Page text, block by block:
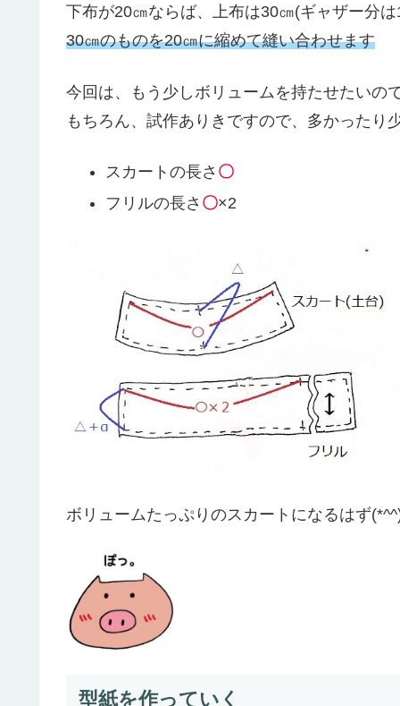
下布が20㎝ならば、上布は30㎝(ギャザー分
30㎝のものを20㎝に縮めて縫い合わせます
今回は、もう少しボリュームを持たせたいの
もちろん、試作ありきですので、多かったり
スカートの長さ 〇
フリルの長さ 〇×2
ボリュームたっぷりのスカートになるはず
型紙を作っていく